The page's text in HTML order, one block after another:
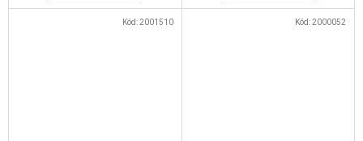
Kód:2001510 Kód:2000052